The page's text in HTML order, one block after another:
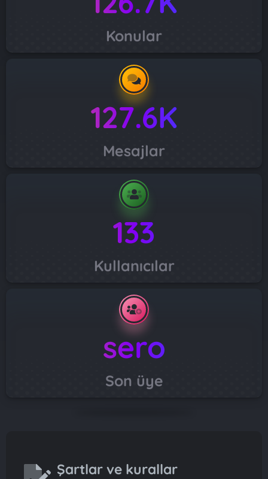
Konular
127.6K
Mesajlar
133
Kullanıcılar
sero
Son üye
Şartlar ve kurallar